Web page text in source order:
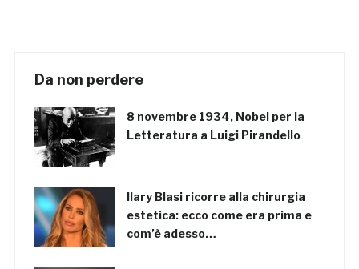
Da non perdere
8 novembre 1934, Nobel per la
Letteratura a Luigi Pirandello
Ilary Blasi ricorre alla chirurgia
estetica: ecco come era prima e
com’è adesso…